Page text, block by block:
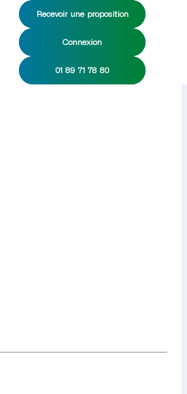
Recevoir une proposition
Connexion
01 89 71 78 80